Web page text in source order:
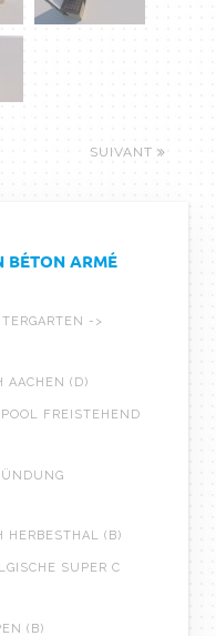
SUIVANT
BÉTON ARMÉ
->
AACHEN (D)
FREISTEHEND
HERBESTHAL (B)
SUPER C
(B)